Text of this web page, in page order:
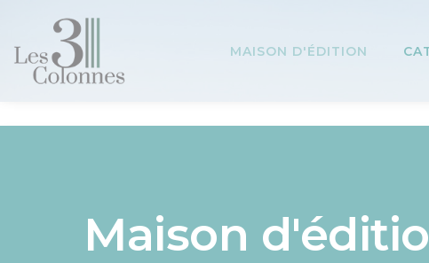
MAISON D'ÉDITION
Maison